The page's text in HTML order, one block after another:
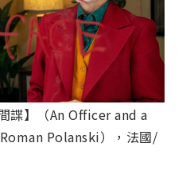
諜】（An Officer and a
Polanski），法國/